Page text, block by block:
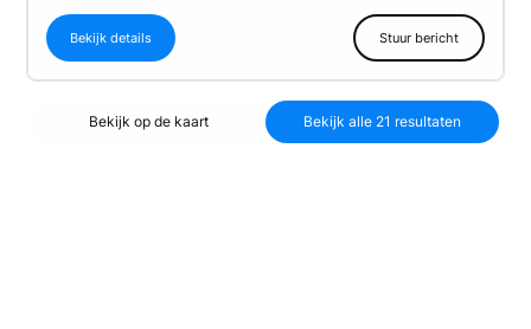
Bekijk details Stuur bericht
Bekijk op de kaart Bekijk alle 21 resultaten